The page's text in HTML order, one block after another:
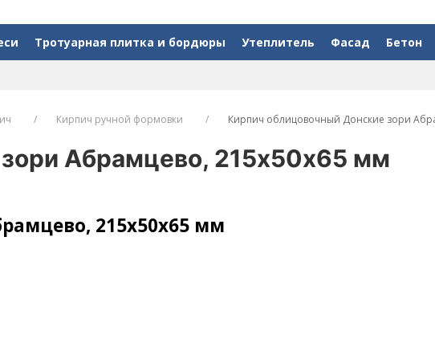
Тротуарная плитка и бордюры Утеплитель Фасад Бетон
Кирпич ручной формовки Кирпич облицовочный Донские зори
Абрамцево, 215х50х65 мм
215х50х65 мм